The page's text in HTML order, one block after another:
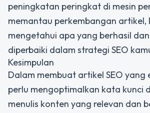
peningkatan peringkat di mesin
memantau perkembangan artikel,
mengetahui apa yang berhasil
diperbaiki dalam strategi SEO
Kesimpulan
Dalam membuat artikel SEO yang
perlu mengoptimalkan kata kunci
menulis konten yang relevan dan